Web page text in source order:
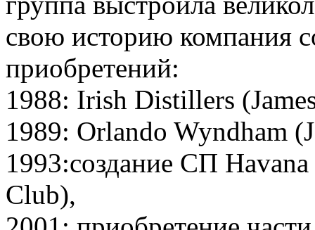
свою историю компания
приобретений:
1988: Irish Distillers
1989: Orlando Wyndham
1993:создание СП
Club),